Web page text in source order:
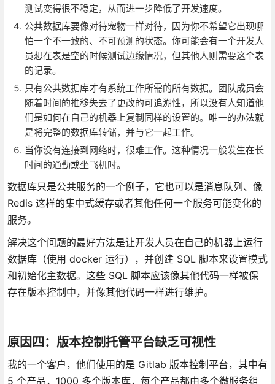
测试变得很不稳定，从而进一步降低了开发速度。
公共数据库要像对待宠物一样对待，因为你不希望它出现哪
怕一个不一致的、不可预测的状态。你可能会有一个开发人
员想在表是空的时候测试边缘情况，但其他人则需要这个表
的记录。
只有公共数据库才有系统工作所需的所有数据。团队成员会
随着时间的推移失去了更改的可追溯性，所以没有人知道他
们是如何在自己的机器上复制同样的设置的。唯一的办法就
是将完整的数据库转储，并与它一起工作。
当你没有连接到网络时，很难工作。这种情况一般发生在长
时间的通勤或坐飞机时。
数据库只是公共服务的一个例子，它也可以是消息队列、像
Redis 这样的集中式缓存或者其他任何一个服务可能变化的
服务。
解决这个问题的最好方法是让开发人员在自己的机器上运行
数据库（使用 docker 运行），并创建 SQL 脚本来设置模式
和初始化主数据。这些 SQL 脚本应该像其他代码一样被保
存在版本控制中，并像其他代码一样进行维护。
原因四：版本控制托管平台缺乏可视性
我的一个客户，他们使用的是 Gitlab 版本控制平台，其中有
5 个产品，1000 多个版本库，每个产品都由多个微服务组